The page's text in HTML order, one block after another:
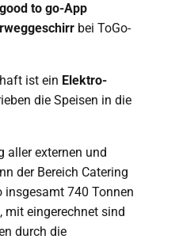
to go-App
bei ToGo-
ist ein Elektro-
die Speisen in die
aller externen und
der Bereich Catering
insgesamt 740 Tonnen
mit eingerechnet sind
durch die